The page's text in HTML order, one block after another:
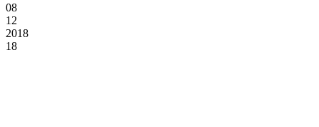
08
12
2018
18